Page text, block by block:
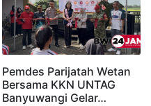
Pemdes Parijatah Wetan
Bersama KKN UNTAG
Banyuwangi Gelar…